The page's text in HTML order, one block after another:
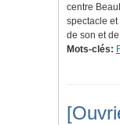
centre
spectacle
de son et
Mots-clés: